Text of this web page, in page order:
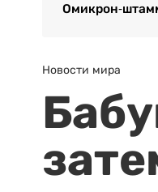
Омикрон-
Новости мира